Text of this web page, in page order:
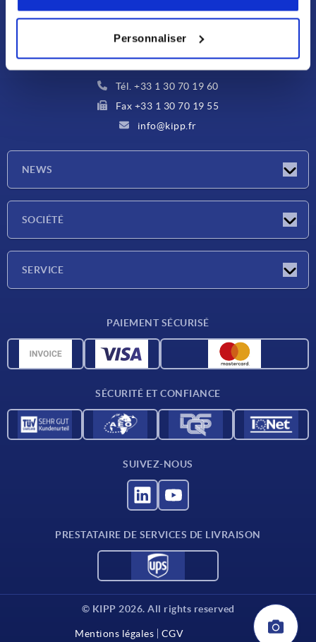
Personnaliser
KIPP FRANCE SAS
78140 Vélizy-Villacoublay
Tél. +33 1 30 70 19 60
Fax +33 1 30 70 19 55
info@kipp.fr
NEWS
SOCIÉTÉ
SERVICE
Données CAO
PAIEMENT SÉCURISÉ
SÉCURITÉ ET CONFIANCE
SUIVEZ-NOUS
PRESTATAIRE DE SERVICES DE LIVRAISON
© KIPP 2026. All rights reserved
Mentions légales CGV